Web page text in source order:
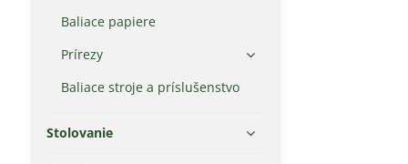
Baliace papiere
Prírezy
Baliace stroje a príslušenstvo
Stolovanie